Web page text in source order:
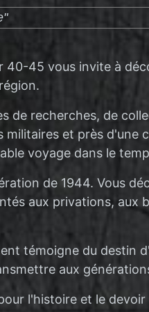
40-45 vous invite à
de recherches, de
et près d'une
voyage dans le
de 1944. Vous
aux privations, aux
témoigne du destin
aux
l'histoire et le devoir